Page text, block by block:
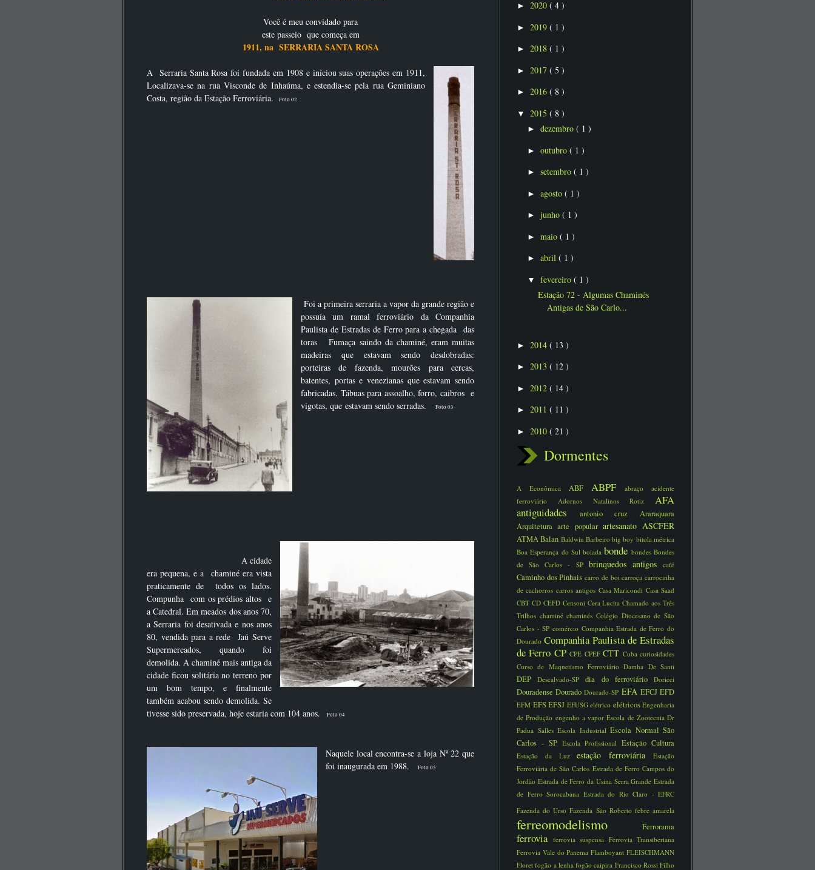
Você é meu convidado para
este passeio que começa em
1911, na SERRARIA SANTA ROSA
A Serraria Santa Rosa foi fundada em 1908 e iníciou suas operações em 1911,
Localizava-se na rua Visconde de Inhaúma, e estendia-se pela rua Geminiano
Costa, região da Estação Ferroviária.
Foto 02
Foi a primeira serraria a vapor da grande região e
possuía um ramal ferroviário da Companhia
Paulista de Estradas de Ferro para a chegada das
toras Fumaça saindo da chaminé, eram muitas
madeiras que estavam sendo desdobradas:
porteiras de fazenda, mourões para cercas,
batentes, portas e venezianas que estavam sendo
fabricadas. Tábuas para assoalho, forro, caibros e
vigotas, que estavam sendo serradas.
Foto 03
A cidade
era pequena, e a chaminé era vista
praticamente de todos os lados.
Compunha com os prédios altos e
a Catedral. Em meados dos anos 70,
a Serraria foi desativada e nos anos
80, vendida para a rede Jaú Serve
Supermercados, quando foi
demolida. A chaminé mais antiga da
cidade ficou solitária no terreno por
um bom tempo, e finalmente
também acabou sendo demolida. Se
tivesse sido preservada, hoje estaria com 104 anos.
Foto 04
Naquele local encontra-se a loja Nº 22 que
foi inaugurada em 1988.
Foto 05
► 2020 ( 4 )
► 2019 ( 1 )
► 2018 ( 1 )
► 2017 ( 5 )
► 2016 ( 8 )
▼ 2015 ( 8 )
► dezembro ( 1 )
► outubro ( 1 )
► setembro ( 1 )
► agosto ( 1 )
► junho ( 1 )
► maio ( 1 )
► abril ( 1 )
▼ fevereiro ( 1 )
Estação 72 - Algumas Chaminés
Antigas de São Carlo...
► 2014 ( 13 )
► 2013 ( 12 )
► 2012 ( 14 )
► 2011 ( 11 )
► 2010 ( 21 )
Dormentes
A Econômica ABF ABPF abraço acidente
ferroviário Adornos Natalinos Rotiz AFA
antiguidades
antonio cruzAraraquara
Arquiteturaarte popular artesanato ASCFER
ATMABalan Baldwin Barbeirobig boy bitola métrica
Boa Esperança do Sulboiada bonde bondesBondes
de São Carlos - SP brinquedos antigoscafé
Caminho dos Pinhaiscarro de boicarroçacarrocinha
de cachorros carros antigos Casa Maricondi Casa Saad
CBT CD CEFD Censoni Cera LucitaChamado aos Três
Trilhos chaminéchaminésColégio Diocesano de São
Carlos - SP comércio Companhia Estrada de Ferro do
Dourado Companhia Paulista de Estradas
de Ferro CPCPE CPEFCTT Cubacuriosidades
Curso de Maquetismo FerroviárioDamha De Santi
DEPDescalvado-SPdia do ferroviárioDoricci
DouradenseDouradoDourado-SP EFA EFCJEFD
EFM EFS EFSJ EFUSG elétrico elétricos Engenharia
de Produção engenho a vaporEscola de Zootecnia Dr
Padua Salles Escola Industrial Escola Normal São
Carlos - SP Escola ProfissionalEstação Cultura
Estação da Luzestação ferroviáriaEstação
Ferroviária de São Carlos Estrada de Ferro Campos do
Jordão Estrada de Ferro da Usina Serra Grande Estrada
de Ferro Sorocabana Estrada do Rio Claro - EFRC
Fazenda do UrsoFazenda São Roberto febre amarela
ferreomodelismo Ferrorama
ferrovia ferrovia suspensa Ferrovia Transiberiana
Ferrovia Vale do PanemaFlamboyantFLEISCHMANN
Floretfogão a lenha fogão caipira Francisco Rossi Filho